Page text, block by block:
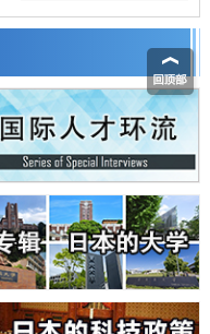
生存的必需基因，首次揭示
央大学平野晋教授专访
措施？探讨土壤保护与强化
方法，AI从分子排列信息中
机感——中央大学平野晋教